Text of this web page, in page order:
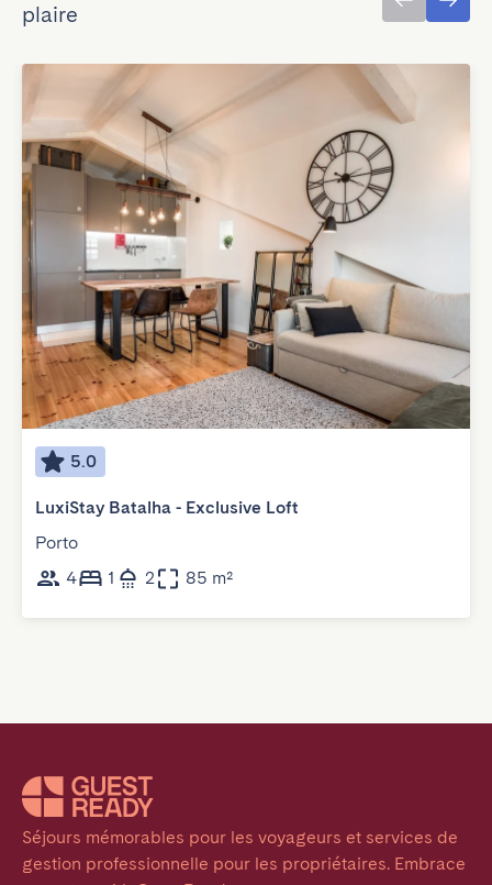
plaire
5.0
LuxiStay Batalha - Exclusive Loft
Porto
4
1 2 85 m²
Séjours mémorables pour les voyageurs et services de
gestion professionnelle pour les propriétaires. Embrace